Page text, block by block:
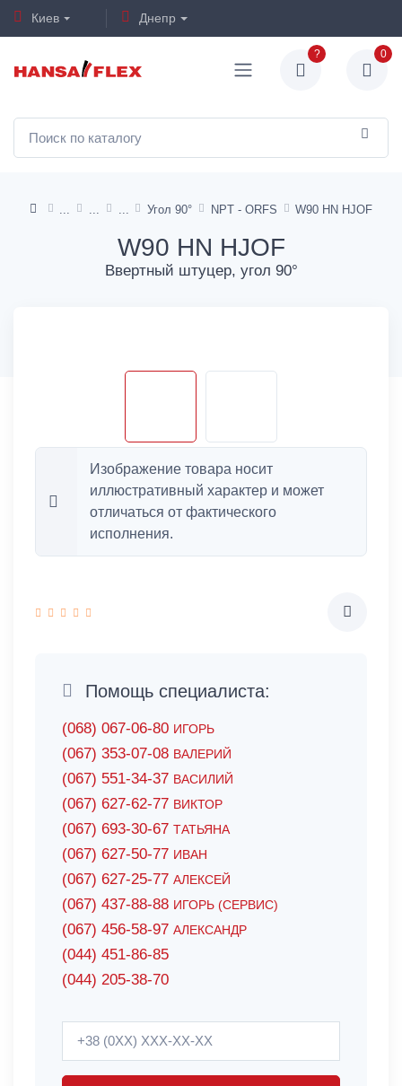
Киев Днепр
? 0
Угол 90° NPT - ORFS W90 HN HJOF
W90 HN HJOF
Ввертный штуцер, угол 90°
Изображение товара носит
иллюстративный характер и может
отличаться от фактического
исполнения.
Помощь специалиста:
(068) 067-06-80 ИГОРЬ
(067) 353-07-08 ВАЛЕРИЙ
(067) 551-34-37 ВАСИЛИЙ
(067) 627-62-77 ВИКТОР
(067) 693-30-67 ТАТЬЯНА
(067) 627-50-77 ИВАН
(067) 627-25-77 АЛЕКСЕЙ
(067) 437-88-88 ИГОРЬ (СЕРВИС)
(067) 456-58-97 АЛЕКСАНДР
(044) 451-86-85
(044) 205-38-70